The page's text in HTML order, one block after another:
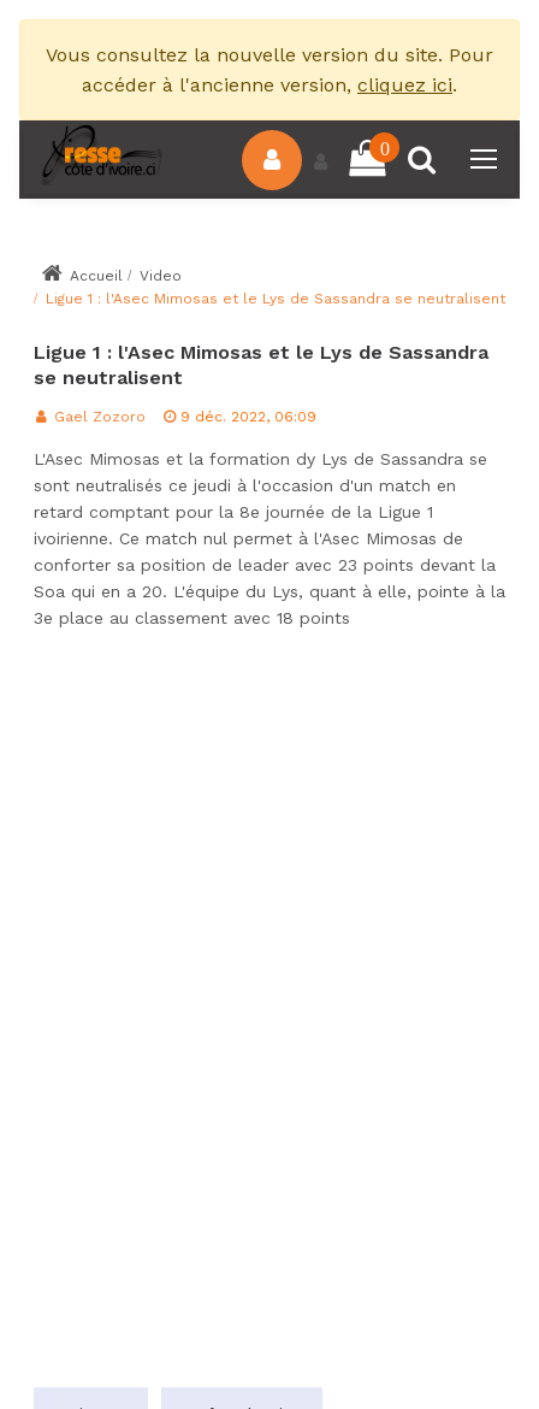
Vous consultez la nouvelle version du site. Pour
accéder à l'ancienne version, cliquez ici.
0
Accueil
Video
Ligue 1 : l'Asec Mimosas et le Lys de Sassandra se neutralisent
Ligue 1 : l'Asec Mimosas et le Lys de Sassandra
se neutralisent
Gael Zozoro 9 déc. 2022, 06:09
L'Asec Mimosas et la formation dy Lys de Sassandra se
sont neutralisés ce jeudi à l'occasion d'un match en
retard comptant pour la 8e journée de la Ligue 1
ivoirienne. Ce match nul permet à l'Asec Mimosas de
conforter sa position de leader avec 23 points devant la
Soa qui en a 20. L'équipe du Lys, quant à elle, pointe à la
3e place au classement avec 18 points